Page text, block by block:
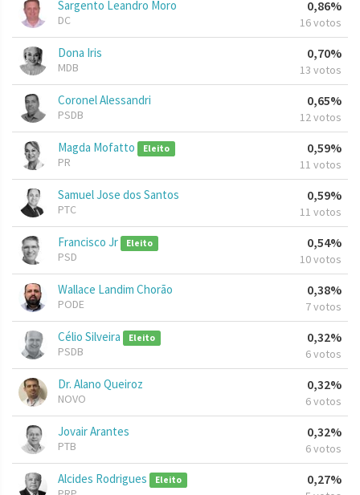
Sargento Leandro Moro
DC
0,86%
16 votos
Dona Iris
MDB
0,70%
13 votos
Coronel Alessandri
PSDB
0,65%
12 votos
Magda Mofatto Eleito
PR
0,59%
11 votos
Samuel Jose dos Santos
PTC
0,59%
11 votos
Francisco Jr Eleito
PSD
0,54%
10 votos
Wallace Landim Chorão
PODE
0,38%
7 votos
Célio Silveira Eleito
PSDB
0,32%
6 votos
Dr. Alano Queiroz
NOVO
0,32%
6 votos
Jovair Arantes
PTB
0,32%
6 votos
Alcides Rodrigues Eleito 0,27%